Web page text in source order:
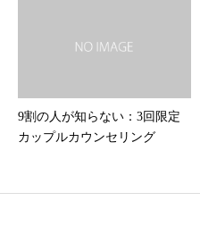
9割の人が知らない：3回限定
カップルカウンセリング